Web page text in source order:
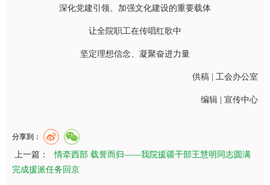
深化党建引领、加强文化建设的重要载体
让全院职工在传唱红歌中
坚定理想信念、凝聚奋进力量
供稿 | 工会办公室
编辑 | 宣传中心
分享到：
上一篇：
情牵西部 载誉而归——我院援疆干部王慧明同志圆满
完成援派任务回京